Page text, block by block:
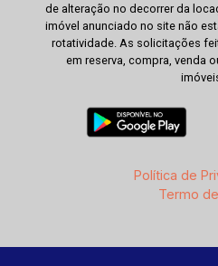
de alteração no decorrer da
imóvel anunciado no site não
rotatividade. As solicitações
em reserva, compra, venda
Política de
Termo